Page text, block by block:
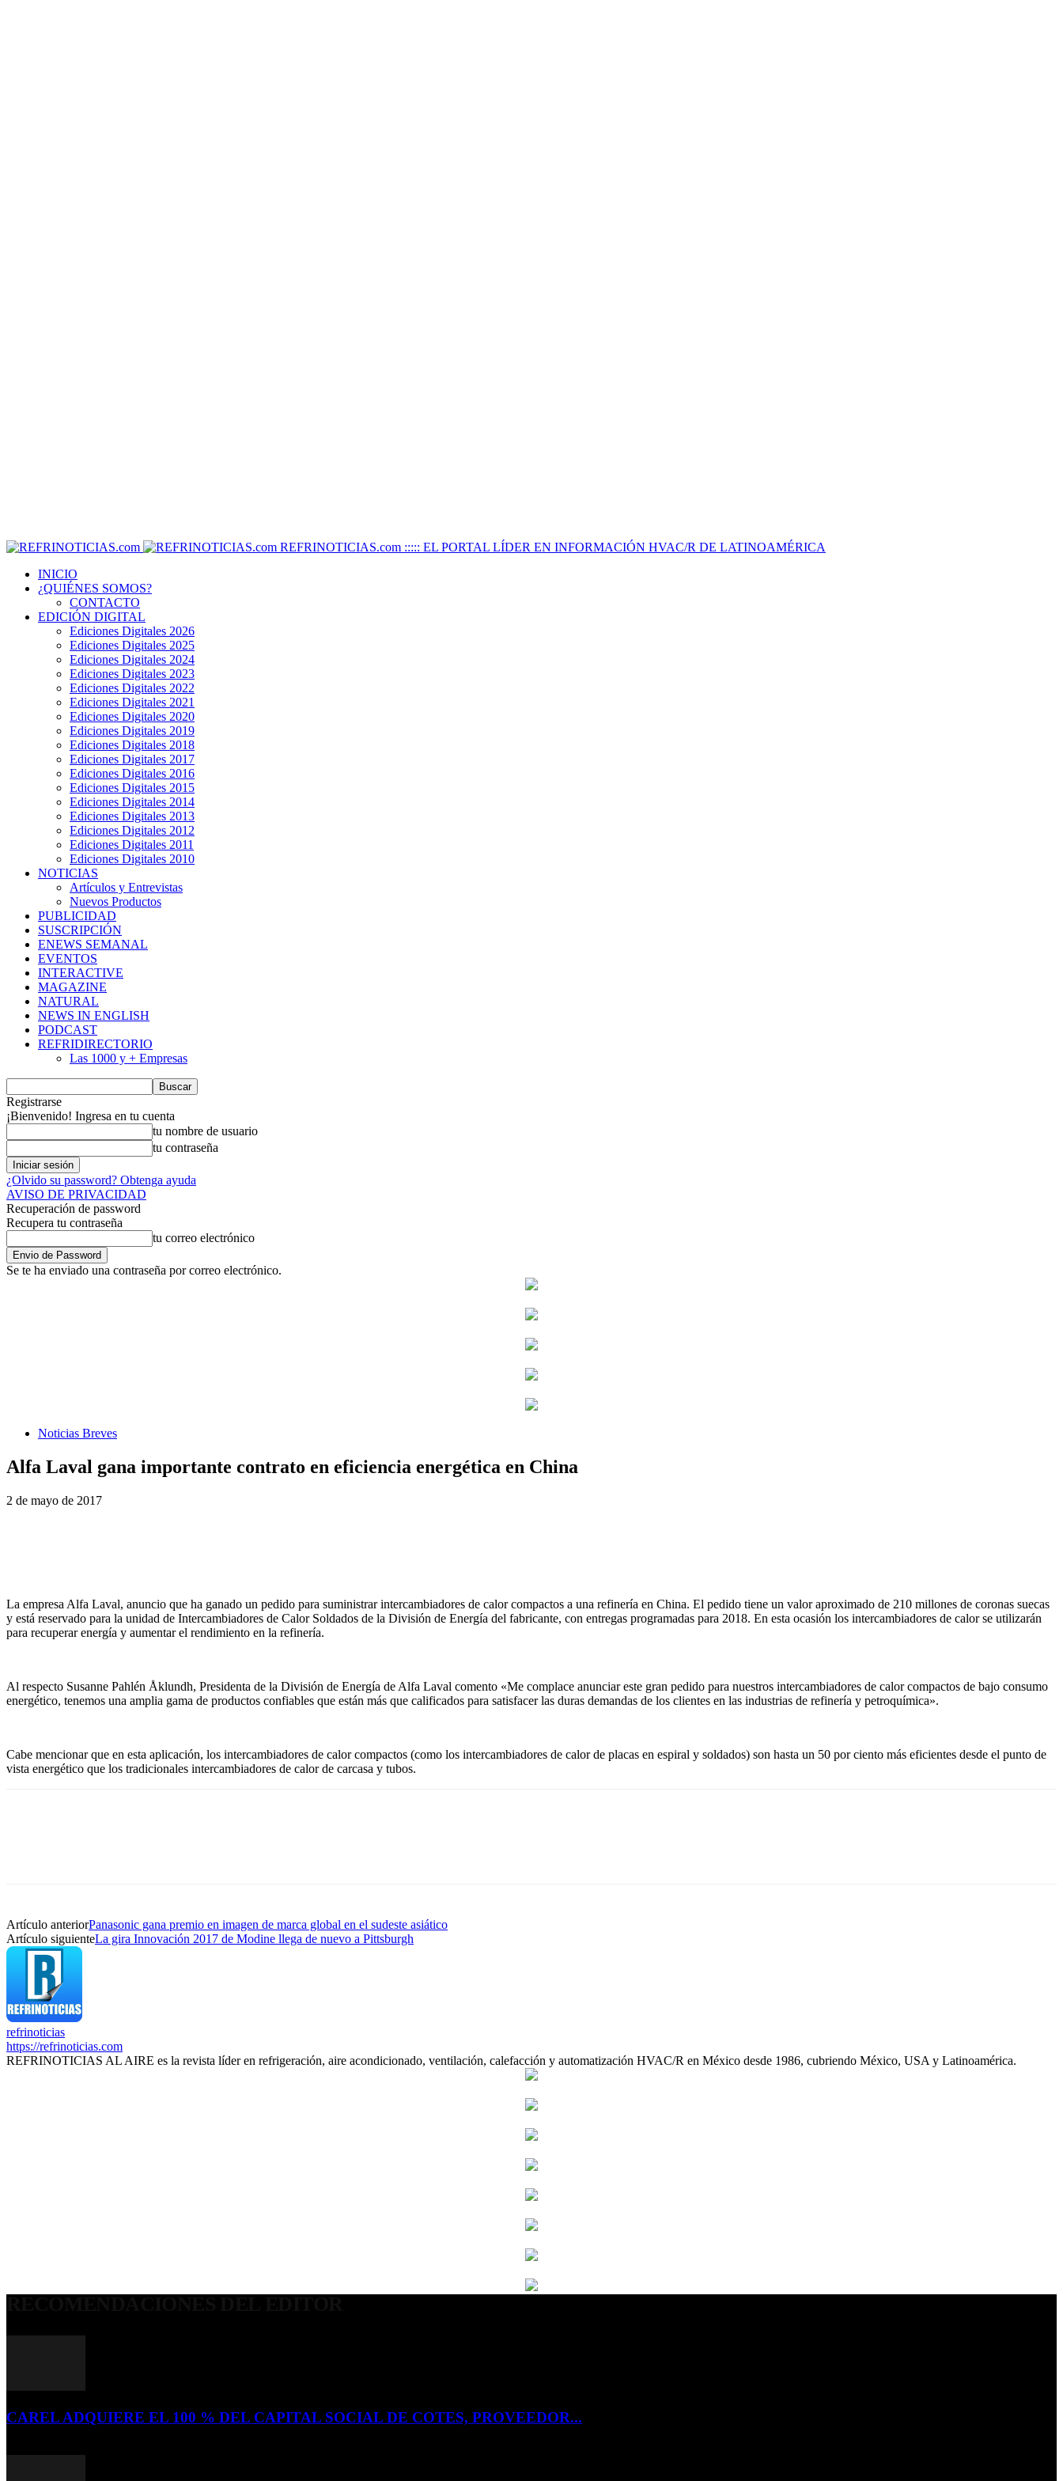
REFRINOTICIAS.com ::::: EL PORTAL LÍDER EN INFORMACIÓN HVAC/R DE LATINOAMÉRICA
INICIO
¿QUIÉNES SOMOS?
CONTACTO
EDICIÓN DIGITAL
Ediciones Digitales 2026
Ediciones Digitales 2025
Ediciones Digitales 2024
Ediciones Digitales 2023
Ediciones Digitales 2022
Ediciones Digitales 2021
Ediciones Digitales 2020
Ediciones Digitales 2019
Ediciones Digitales 2018
Ediciones Digitales 2017
Ediciones Digitales 2016
Ediciones Digitales 2015
Ediciones Digitales 2014
Ediciones Digitales 2013
Ediciones Digitales 2012
Ediciones Digitales 2011
Ediciones Digitales 2010
NOTICIAS
Artículos y Entrevistas
Nuevos Productos
PUBLICIDAD
SUSCRIPCIÓN
ENEWS SEMANAL
EVENTOS
INTERACTIVE
MAGAZINE
NATURAL
NEWS IN ENGLISH
PODCAST
REFRIDIRECTORIO
Las 1000 y + Empresas
Registrarse
¡Bienvenido! Ingresa en tu cuenta
tu nombre de usuario
tu contraseña
¿Olvido su password? Obtenga ayuda
AVISO DE PRIVACIDAD
Recuperación de password
Recupera tu contraseña
tu correo electrónico
Se te ha enviado una contraseña por correo electrónico.
Noticias Breves
Alfa Laval gana importante contrato en eficiencia energética en China
2 de mayo de 2017
La empresa Alfa Laval, anuncio que ha ganado un pedido para suministrar intercambiadores de calor compactos a una refinería en China. El pedido tiene un valor aproximado de 210 millones de coronas suecas
y está reservado para la unidad de Intercambiadores de Calor Soldados de la División de Energía del fabricante, con entregas programadas para 2018. En esta ocasión los intercambiadores de calor se utilizarán
para recuperar energía y aumentar el rendimiento en la refinería.
Al respecto Susanne Pahlén Åklundh, Presidenta de la División de Energía de Alfa Laval comento «Me complace anunciar este gran pedido para nuestros intercambiadores de calor compactos de bajo consumo
energético, tenemos una amplia gama de productos confiables que están más que calificados para satisfacer las duras demandas de los clientes en las industrias de refinería y petroquímica».
Cabe mencionar que en esta aplicación, los intercambiadores de calor compactos (como los intercambiadores de calor de placas en espiral y soldados) son hasta un 50 por ciento más eficientes desde el punto de
vista energético que los tradicionales intercambiadores de calor de carcasa y tubos.
Artículo anteriorPanasonic gana premio en imagen de marca global en el sudeste asiático
Artículo siguienteLa gira Innovación 2017 de Modine llega de nuevo a Pittsburgh
refrinoticias
https://refrinoticias.com
REFRINOTICIAS AL AIRE es la revista líder en refrigeración, aire acondicionado, ventilación, calefacción y automatización HVAC/R en México desde 1986, cubriendo México, USA y Latinoamérica.
CAREL ADQUIERE EL 100 % DEL CAPITAL SOCIAL DE COTES, PROVEEDOR...